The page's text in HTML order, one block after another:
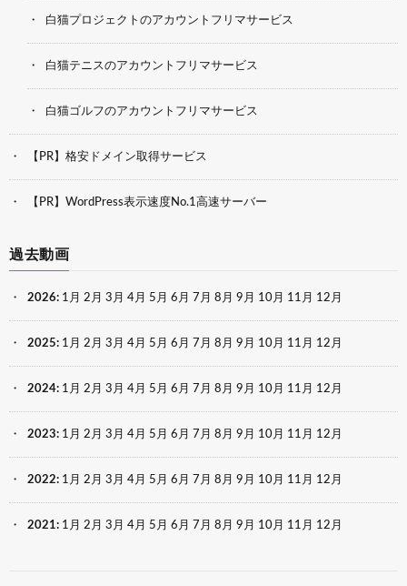
白猫プロジェクトのアカウントフリマサービス
白猫テニスのアカウントフリマサービス
白猫ゴルフのアカウントフリマサービス
【PR】格安ドメイン取得サービス
【PR】WordPress表示速度No.1高速サーバー
過去動画
2026: 1月 2月 3月 4月 5月 6月 7月 8月 9月 10月 11月 12月
2025: 1月 2月 3月 4月 5月 6月 7月 8月 9月 10月 11月 12月
2024: 1月 2月 3月 4月 5月 6月 7月 8月 9月 10月 11月 12月
2023: 1月 2月 3月 4月 5月 6月 7月 8月 9月 10月 11月 12月
2022: 1月 2月 3月 4月 5月 6月 7月 8月 9月 10月 11月 12月
2021: 1月 2月 3月 4月 5月 6月 7月 8月 9月 10月 11月 12月